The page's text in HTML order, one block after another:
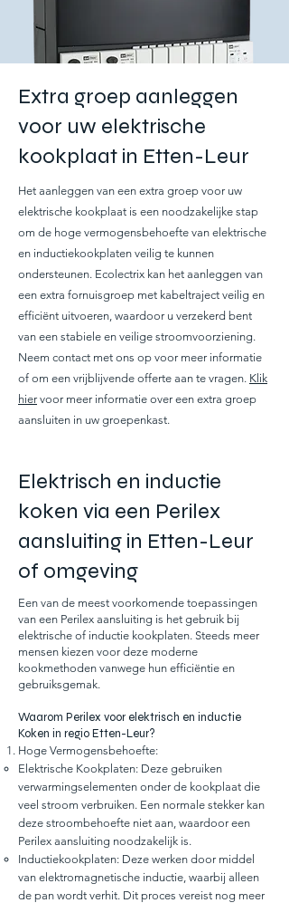
Extra groep aanleggen
voor uw elektrische
kookplaat in Etten-Leur
Het aanleggen van een extra groep voor uw
elektrische kookplaat is een noodzakelijke stap
om de hoge vermogensbehoefte van elektrische
en inductiekookplaten veilig te kunnen
ondersteunen. Ecolectrix kan het aanleggen van
een extra fornuisgroep met kabeltraject veilig en
efficiënt uitvoeren, waardoor u verzekerd bent
van een stabiele en veilige stroomvoorziening.
Neem contact met ons op voor meer informatie
of om een vrijblijvende offerte aan te vragen. Klik
hier voor meer informatie over een extra groep
aansluiten in uw groepenkast.
Elektrisch en inductie
koken via een Perilex
aansluiting in Etten-Leur
of omgeving
Een van de meest voorkomende toepassingen
van een Perilex aansluiting is het gebruik bij
elektrische of inductie kookplaten. Steeds meer
mensen kiezen voor deze moderne
kookmethoden vanwege hun efficiëntie en
gebruiksgemak.
Waarom Perilex voor elektrisch en inductie
Koken in regio Etten-Leur?
Hoge Vermogensbehoefte:
Elektrische Kookplaten: Deze gebruiken
verwarmingselementen onder de kookplaat die
veel stroom verbruiken. Een normale stekker kan
deze stroombehoefte niet aan, waardoor een
Perilex aansluiting noodzakelijk is.
Inductiekookplaten: Deze werken door middel
van elektromagnetische inductie, waarbij alleen
de pan wordt verhit. Dit proces vereist nog meer